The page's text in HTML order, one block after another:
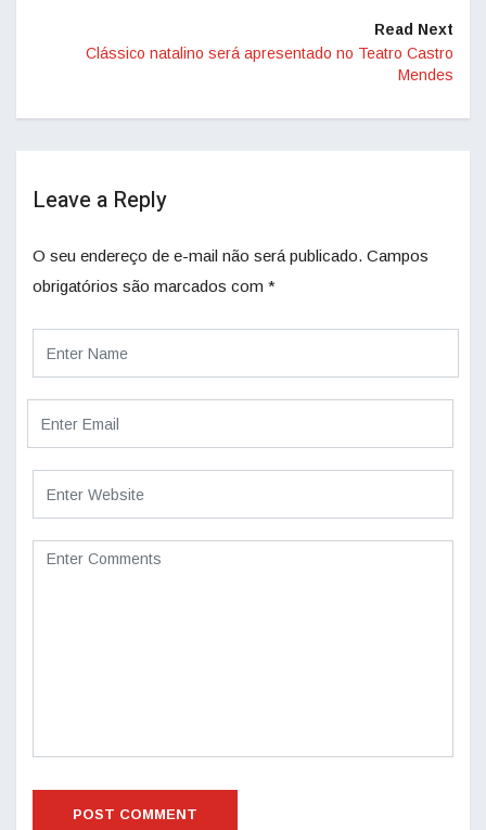
Read Next
Clássico natalino será apresentado no Teatro Castro
Mendes
Leave a Reply
O seu endereço de e-mail não será publicado. Campos
obrigatórios são marcados com *